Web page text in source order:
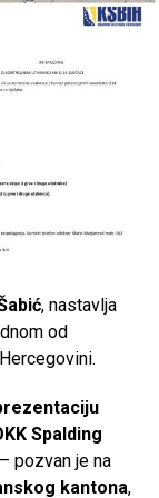
, nastavlja
od
Spalding
pozvan je na
kantona,